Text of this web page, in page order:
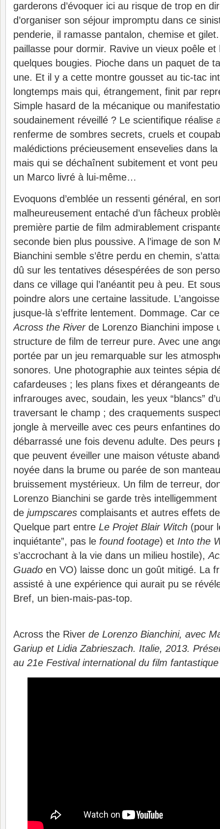
garderons d’évoquer ici au risque de trop en
d’organiser son séjour impromptu dans ce
penderie, il ramasse pantalon, chemise et
paillasse pour dormir. Ravive un vieux poêle et
quelques bougies. Pioche dans un paquet de
une. Et il y a cette montre gousset au tic-tac
longtemps mais qui, étrangement, finit par
Simple hasard de la mécanique ou
soudainement réveillé ? Le scientifique réalise
renferme de sombres secrets, cruels et
malédictions précieusement ensevelies dans
mais qui se déchaînent subitement et vont
un Marco livré à lui-même…
Evoquons d’emblée un ressenti général, en
malheureusement entaché d’un fâcheux
première partie de film admirablement
seconde bien plus poussive. A l’image de son
Bianchini semble s’être perdu en chemin,
dû sur les tentatives désespérées de son
dans ce village qui l’anéantit peu à peu. Et
poindre alors une certaine lassitude.
jusque-là s’effrite lentement. Dommage. Car
Across the Riverde Lorenzo Bianchini impose
structure de film de terreur pure. Avec une
portée par un jeu remarquable sur les
sonores. Une photographie aux teintes sépia
cafardeuses ; les plans fixes et dérangeants
infrarouges avec, soudain, les yeux “blancs”
traversant le champ ; des craquements
jongle à merveille avec ces peurs enfantines
débarrassé une fois devenu adulte. Des peurs
que peuvent éveiller une maison vétuste
noyée dans la brume ou parée de son
bruissement mystérieux. Un film de terreur,
Lorenzo Bianchini se garde très
de jumpscares complaisants et autres effets
Quelque part entre Le Projet Blair Witch (pour
inquiétante”, pas le found footage) et Into the
s’accrochant à la vie dans un milieu hostile),
Guado en VO) laisse donc un goût mitigé. La
assisté à une expérience qui aurait pu se
Bref, un bien-mais-pas-top.
Across the River de Lorenzo Bianchini, avec
Gariup et Lidia Zabrieszach. Italie, 2013.
au 21e Festival international du film